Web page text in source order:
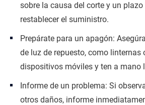
sobre la causa del corte y un
restablecer el suministro.
Prepárate para un apagón:
de luz de repuesto, como linternas
dispositivos móviles y ten a mano
Informe de un problema: Si
otros daños, informe